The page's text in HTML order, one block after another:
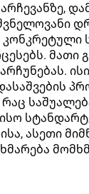
ასეთი